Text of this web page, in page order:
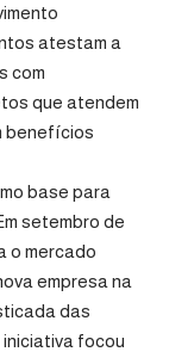
atestam a
com
que atendem
benefícios
base para
setembro de
o mercado
empresa na
das
focou